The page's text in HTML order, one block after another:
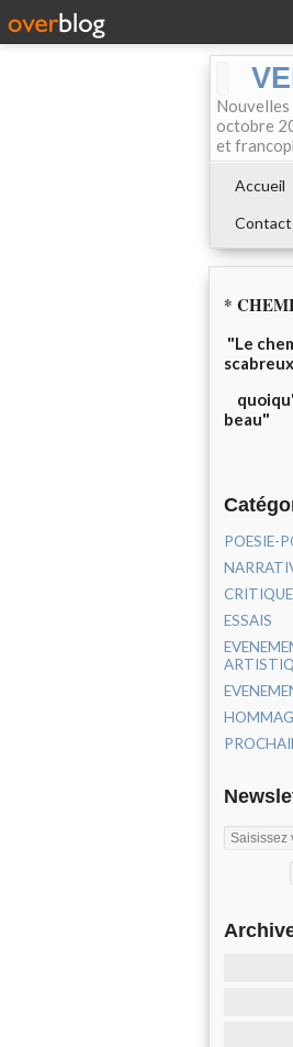
octobre
et
Accueil
Contact
*
"Le
scabreux
beau"
POESIE-
ESSAIS